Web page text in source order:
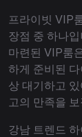
프라이빗 VIP
장점 중 하나
마련된 VIP룸
하게 준비된
상 대기하고
고의 만족을
강남 트렌드